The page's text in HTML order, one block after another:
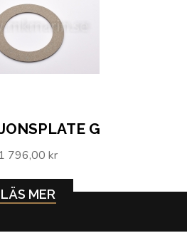
G
1 796,00 kr
LÄS MER